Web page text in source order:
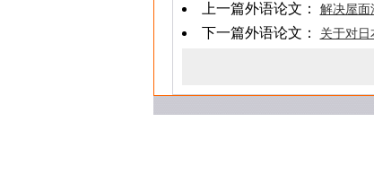
上一篇外语论文： 解决屋面
下一篇外语论文： 关于对